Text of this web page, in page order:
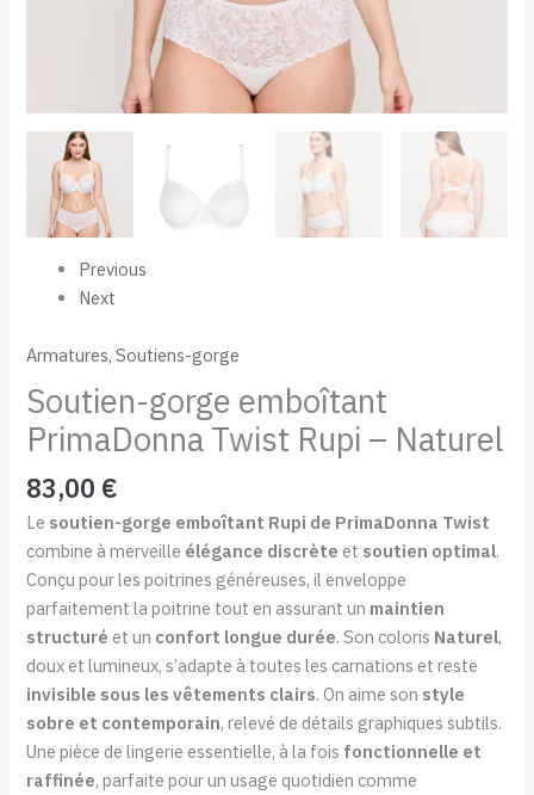
Previous
Next
Armatures,Soutiens-gorge
Soutien-gorge emboîtant
PrimaDonna Twist Rupi – Naturel
83,00 €
Le soutien-gorge emboîtant Rupi de PrimaDonna Twist
combine à merveille élégance discrète et soutien optimal.
Conçu pour les poitrines généreuses, il enveloppe
parfaitement la poitrine tout en assurant un maintien
structuré et un confort longue durée. Son coloris Naturel,
doux et lumineux, s’adapte à toutes les carnations et reste
invisible sous les vêtements clairs. On aime son style
sobre et contemporain, relevé de détails graphiques subtils.
Une pièce de lingerie essentielle, à la fois fonctionnelle et
raffinée, parfaite pour un usage quotidien comme